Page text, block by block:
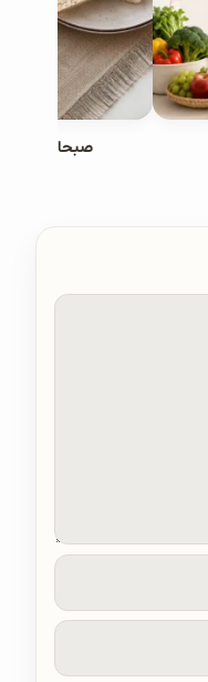
صبحانه های